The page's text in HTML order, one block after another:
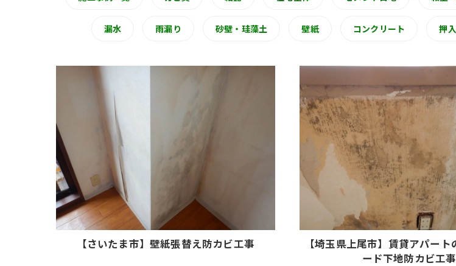
漏水 雨漏り 砂壁・珪藻土 壁紙 コンクリート 押
【さいたま市】壁紙張替え防カビ工事
【埼玉県上尾市】賃貸アパー
ード下地防カビ工事